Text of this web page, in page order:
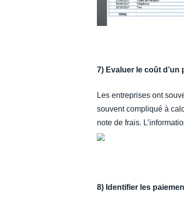
7) Evaluer le coût d’un
Les entreprises ont
souvent compliqué à
note de frais.
8) Identifier les